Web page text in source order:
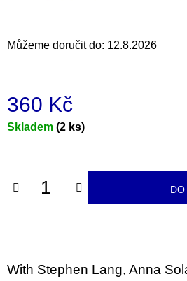
Můžeme doručit do: 12.8.2026
360 Kč
Měrná
Skladem (2 ks)
DO
With Stephen Lang, Anna
D
u
e